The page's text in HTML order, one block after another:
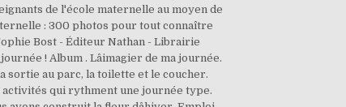
de l'école maternelle au moyen de
: 300 photos pour tout connaître
Bost - Éditeur Nathan - Librairie
! Album . Lâimagier de ma journée.
sortie au parc, la toilette et le coucher.
activités qui rythment une journée type.